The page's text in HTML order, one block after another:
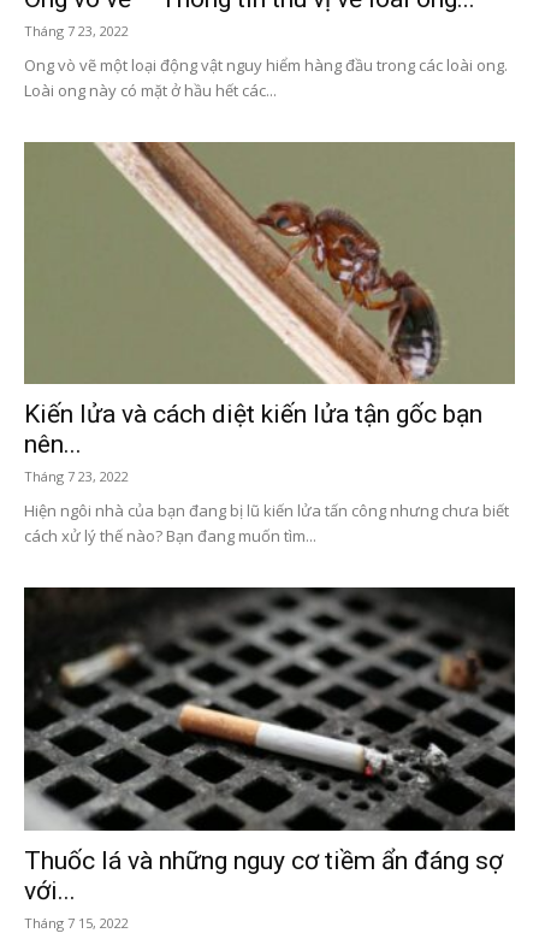
Tháng 7 23, 2022
Ong vò vẽ một loại động vật nguy hiểm hàng đầu trong các loài ong.
Loài ong này có mặt ở hầu hết các...
Kiến lửa và cách diệt kiến lửa tận gốc bạn
nên...
Tháng 7 23, 2022
Hiện ngôi nhà của bạn đang bị lũ kiến lửa tấn công nhưng chưa biết
cách xử lý thế nào? Bạn đang muốn tìm...
Thuốc lá và những nguy cơ tiềm ẩn đáng sợ
với...
Tháng 7 15, 2022